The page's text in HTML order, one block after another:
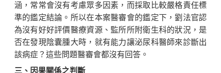
涵，常常會沒有考慮眾多因素，而採取比較嚴格責任標
準的鑑定結論。所以在本案醫審會的鑑定下，劉法官認
為沒有好好評價醫療資源、監所所附衛生科的狀況，是
否在發現陰囊腫大時，就有能力讓泌尿科醫師來診斷出
該病症？這些問題醫審會都沒有回答。
三、因果關係之判斷